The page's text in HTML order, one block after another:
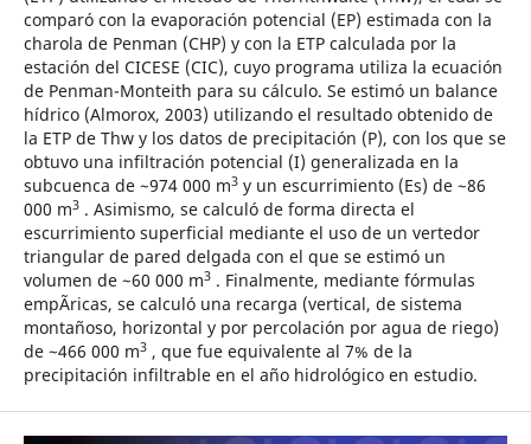
comparó con la evaporación potencial (EP) estimada con la
charola de Penman (CHP) y con la ETP calculada por la
estación del CICESE (CIC), cuyo programa utiliza la ecuación
de Penman-Monteith para su cálculo. Se estimó un balance
hídrico (Almorox, 2003) utilizando el resultado obtenido de
la ETP de Thw y los datos de precipitación (P), con los que se
obtuvo una infiltración potencial (I) generalizada en la
subcuenca de ~974 000 m3y un escurrimiento (Es) de ~86
000 m3. Asimismo, se calculó de forma directa el
escurrimiento superficial mediante el uso de un vertedor
triangular de pared delgada con el que se estimó un
volumen de ~60 000 m3. Finalmente, mediante fórmulas
empÃ­ricas, se calculó una recarga (vertical, de sistema
montañoso, horizontal y por percolación por agua de riego)
de ~466 000 m3, que fue equivalente al 7% de la
precipitación infiltrable en el año hidrológico en estudio.